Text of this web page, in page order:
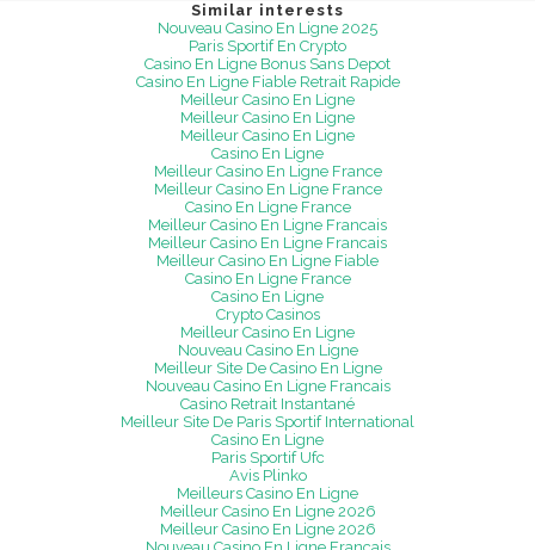
Similar interests
Nouveau Casino En Ligne 2025
Paris Sportif En Crypto
Casino En Ligne Bonus Sans Depot
Casino En Ligne Fiable Retrait Rapide
Meilleur Casino En Ligne
Meilleur Casino En Ligne
Meilleur Casino En Ligne
Casino En Ligne
Meilleur Casino En Ligne France
Meilleur Casino En Ligne France
Casino En Ligne France
Meilleur Casino En Ligne Francais
Meilleur Casino En Ligne Francais
Meilleur Casino En Ligne Fiable
Casino En Ligne France
Casino En Ligne
Crypto Casinos
Meilleur Casino En Ligne
Nouveau Casino En Ligne
Meilleur Site De Casino En Ligne
Nouveau Casino En Ligne Francais
Casino Retrait Instantané
Meilleur Site De Paris Sportif International
Casino En Ligne
Paris Sportif Ufc
Avis Plinko
Meilleurs Casino En Ligne
Meilleur Casino En Ligne 2026
Meilleur Casino En Ligne 2026